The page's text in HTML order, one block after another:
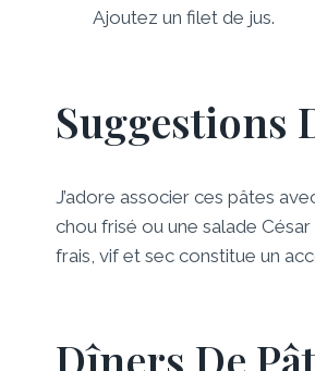
Ajoutez un filet de jus.
Suggestions
J’adore associer ces pâtes
chou frisé ou une salade
frais, vif et sec constitue un
Dîners De